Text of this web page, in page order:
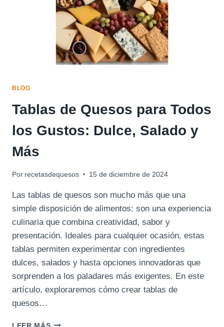
BLOG
Tablas de Quesos para Todos
los Gustos: Dulce, Salado y
Más
Por recetasdequesos 15 de diciembre de 2024
Las tablas de quesos son mucho más que una
simple disposición de alimentos: son una experiencia
culinaria que combina creatividad, sabor y
presentación. Ideales para cualquier ocasión, estas
tablas permiten experimentar con ingredientes
dulces, salados y hasta opciones innovadoras que
sorprenden a los paladares más exigentes. En este
artículo, exploraremos cómo crear tablas de
quesos…
TABLAS